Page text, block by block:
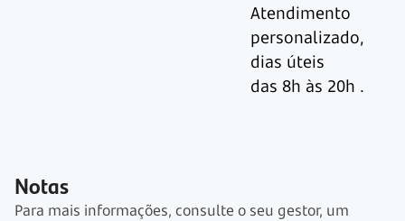
Atendimento
personalizado,
dias úteis
das 8h às 20h .
Notas
Para mais informações, consulte o seu gestor, um